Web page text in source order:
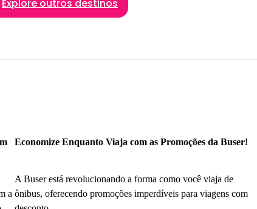
Explore outros destinos
a
Economize Enquanto Viaja com as Promoções da Buser!
A Buser está revolucionando a forma como você viaja de
ônibus, oferecendo promoções imperdíveis para viagens com